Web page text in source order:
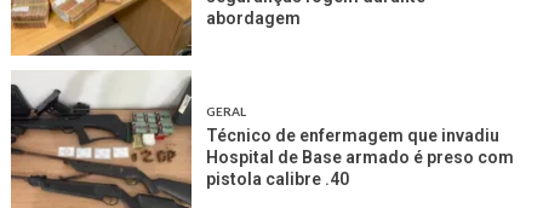
abordagem
GERAL
Técnico de enfermagem que invadiu
Hospital de Base armado é preso com
pistola calibre .40